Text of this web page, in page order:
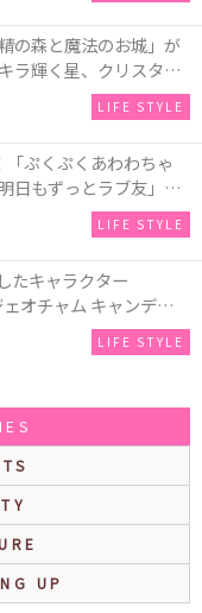
の森と魔法のお城」が
ラ輝く星、クリスタル
LIFE STYLE
ぷくぷくあわわちゃ
日もずっとラブ友」な
遊べるメモ帳」が発売
LIFE STYLE
たキャラクター
オチャム キャンディデ
部店舗限定で特別装飾
LIFE STYLE
UP